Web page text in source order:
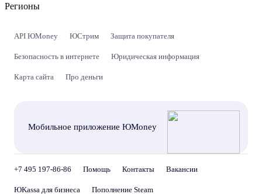
Регионы
API ЮMoney ЮСтрим Защита покупателя
Безопасность в интернете Юридическая информация
Карта сайта Про деньги
Мобильное приложение ЮMoney
+7 495 197-86-86 Помощь Контакты Вакансии
ЮKassa для бизнеса Пополнение Steam